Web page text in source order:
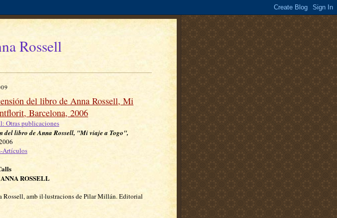
Rossell
del libro de Anna Rossell, Mi
Barcelona, 2006
Otras publicaciones
del libro de Anna Rossell, "Mi viaje a Togo",
Artículos
ROSSELL
Rossell, amb il·lustracions de Pilar Millán. Editorial